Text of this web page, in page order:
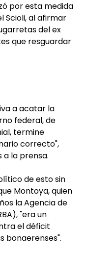
por esta medida
Scioli, al afirmar
del ex
que resguardar
a acatar la
federal, de
termine
correcto",
a la prensa.
de esto sin
Montoya, quien
la Agencia de
"era un
el déficit
bonaerenses".